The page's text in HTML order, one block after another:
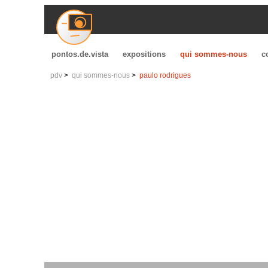
pontos.de.vista expositions qui sommes-nous
pdv qui sommes-nous paulo rodrigues